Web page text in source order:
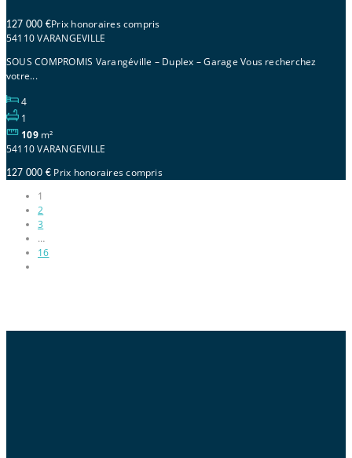
127 000 €Prix honoraires compris
54110 VARANGEVILLE
SOUS COMPROMIS Varangéville – Duplex – Garage Vous recherchez
votre...
4
1
109 m²
54110 VARANGEVILLE
127 000 € Prix honoraires compris
1
2
3
…
16